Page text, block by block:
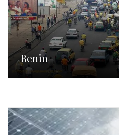
Benin